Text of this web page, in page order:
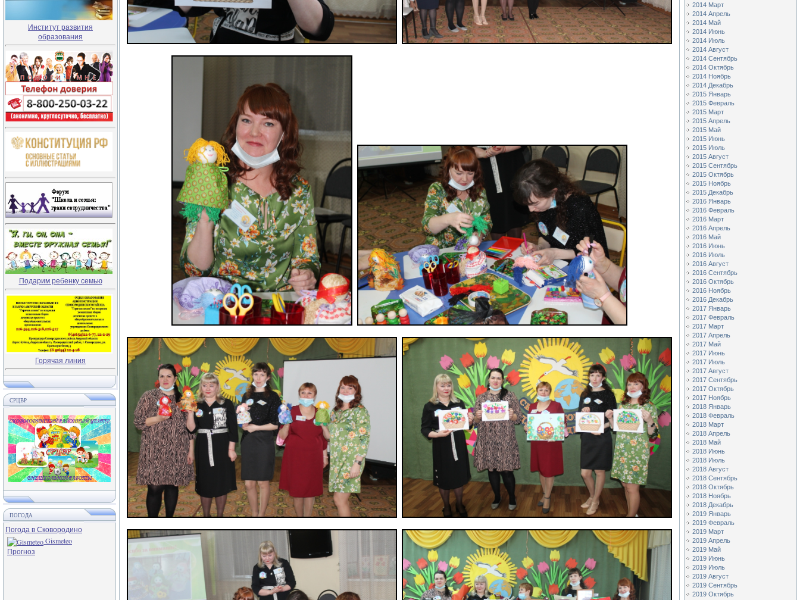
Институт развития
образования
Подарим ребенку семью
Горячая линия
СРЦВР
ПОГОДА
Погода в Сковородино
Gismeteo
Прогноз
2014 Март
2014 Апрель
2014 Май
2014 Июнь
2014 Июль
2014 Август
2014 Сентябрь
2014 Октябрь
2014 Ноябрь
2014 Декабрь
2015 Январь
2015 Февраль
2015 Март
2015 Апрель
2015 Май
2015 Июнь
2015 Июль
2015 Август
2015 Сентябрь
2015 Октябрь
2015 Ноябрь
2015 Декабрь
2016 Январь
2016 Февраль
2016 Март
2016 Апрель
2016 Май
2016 Июнь
2016 Июль
2016 Август
2016 Сентябрь
2016 Октябрь
2016 Ноябрь
2016 Декабрь
2017 Январь
2017 Февраль
2017 Март
2017 Апрель
2017 Май
2017 Июнь
2017 Июль
2017 Август
2017 Сентябрь
2017 Октябрь
2017 Ноябрь
2018 Январь
2018 Февраль
2018 Март
2018 Апрель
2018 Май
2018 Июнь
2018 Июль
2018 Август
2018 Сентябрь
2018 Октябрь
2018 Ноябрь
2018 Декабрь
2019 Январь
2019 Февраль
2019 Март
2019 Апрель
2019 Май
2019 Июнь
2019 Июль
2019 Август
2019 Сентябрь
2019 Октябрь